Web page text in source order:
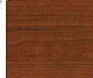
narancs torta